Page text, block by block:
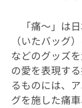
「痛〜」は日
（いたバッグ
などのグッズ
の愛を表現す
るものには、
グを施した痛